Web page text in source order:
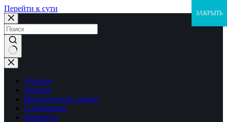
Перейти к сути
Ничего
не
найденоГлавная
Каталог
Выполненные заказы
О компании
Контакты
ЗАКРЫТЬ